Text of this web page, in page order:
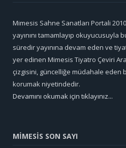
Mimesis Sahne Sanatları Portali
yayınını tamamlayıp okuyucusuyla
süredir yayınına devam eden ve
yer edinen Mimesis Tiyatro Çeviri
çizgisini, güncelliğe müdahale eden
korumak niyetindedir.
Devamını okumak için tıklayınız...
MİMESİS SON SAYI